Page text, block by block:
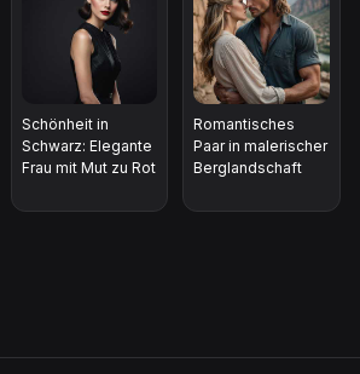
Schönheit in
Schwarz: Elegante
Frau mit Mut zu Rot
Romantisches
Paar in malerischer
Berglandschaft